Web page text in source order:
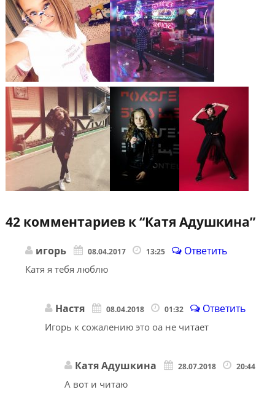
42 комментариев к “Катя Адушкина”
игорь 08.04.2017 13:25 Ответить
Катя я тебя люблю
Настя 08.04.2018 01:32 Ответить
Игорь к сожалению это оа не читает
Катя Адушкина 28.07.2018 20:44
А вот и читаю